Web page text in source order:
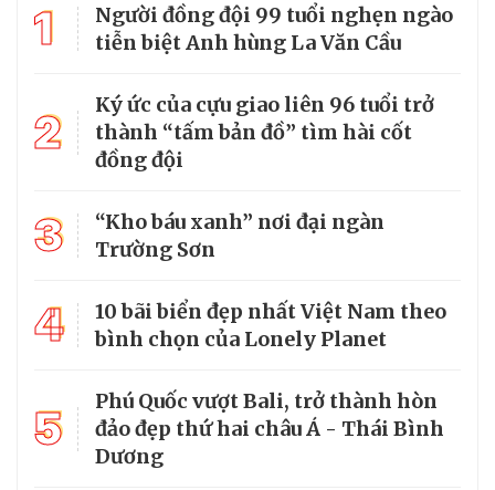
1
Người đồng đội 99 tuổi nghẹn ngào
tiễn biệt Anh hùng La Văn Cầu
2
Ký ức của cựu giao liên 96 tuổi trở
thành “tấm bản đồ” tìm hài cốt
đồng đội
3
“Kho báu xanh” nơi đại ngàn
Trường Sơn
4
10 bãi biển đẹp nhất Việt Nam theo
bình chọn của Lonely Planet
5
Phú Quốc vượt Bali, trở thành hòn
đảo đẹp thứ hai châu Á - Thái Bình
Dương